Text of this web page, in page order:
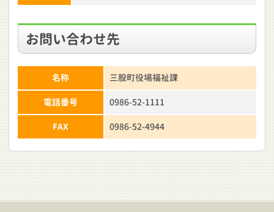
お問い合わせ先
名称 三股町役場福祉課
電話番号 0986-52-1111
FAX 0986-52-4944